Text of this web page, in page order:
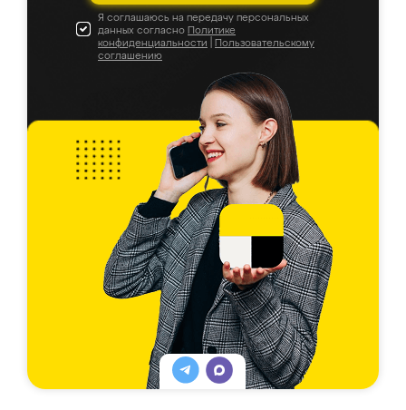
Я соглашаюсь на передачу персональных
данных согласно Политике
конфиденциальности
Пользовательскому
соглашению